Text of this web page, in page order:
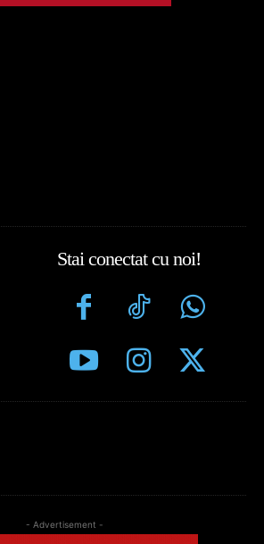
Stai conectat cu noi!
- Advertisement -